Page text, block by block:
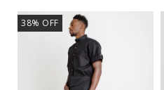
38% OFF